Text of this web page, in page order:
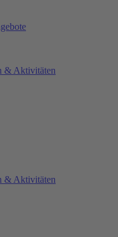
& Aktivitäten
& Aktivitäten